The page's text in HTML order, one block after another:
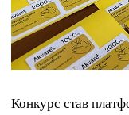
Конкурс став